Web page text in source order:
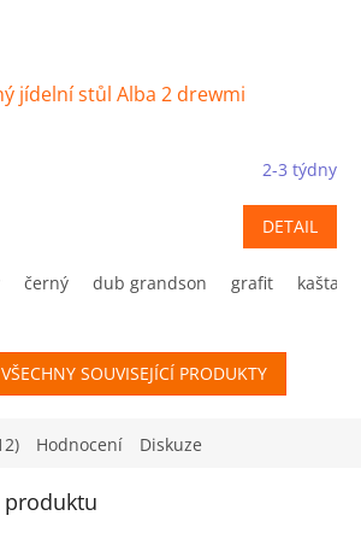
jídelní stůl Alba 2 drewmi
2-3 týdny
DETAIL
černý dub grandson grafit kaštan
SOUVISEJÍCÍ PRODUKTY
Hodnocení Diskuze